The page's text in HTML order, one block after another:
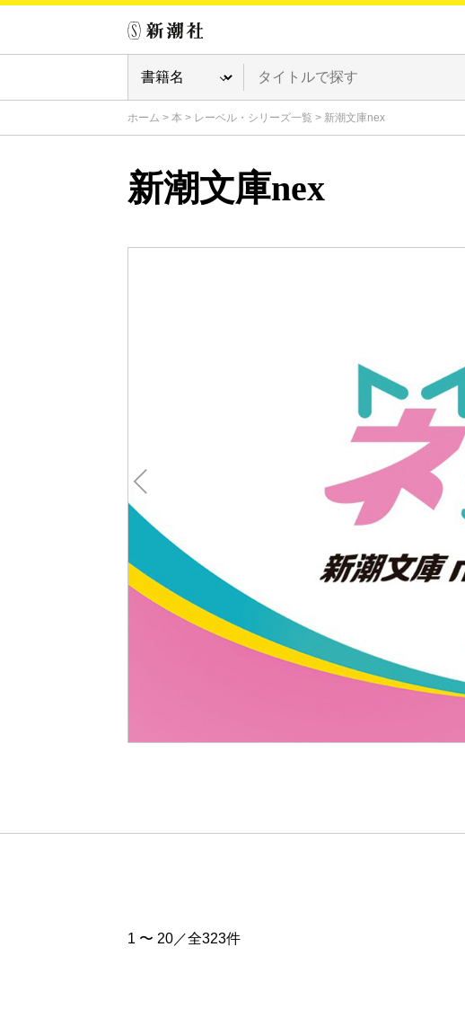
ホーム > 本 > レーベル・シリーズ一覧 > 新潮文庫nex
新潮文庫nex
Pre
1 〜 20／全323件